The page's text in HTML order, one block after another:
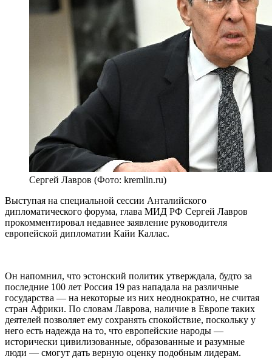
Сергей Лавров (Фото: kremlin.ru)
Выступая на специальной сессии Анталийского
дипломатического форума, глава МИД РФ Сергей Лавров
прокомментировал недавнее заявление руководителя
европейской дипломатии Кайи Каллас.
Он напомнил, что эстонский политик утверждала, будто за
последние 100 лет Россия 19 раз нападала на различные
государства — на некоторые из них неоднократно, не считая
стран Африки. По словам Лаврова, наличие в Европе таких
деятелей позволяет ему сохранять спокойствие, поскольку у
него есть надежда на то, что европейские народы —
исторически цивилизованные, образованные и разумные
люди — смогут дать верную оценку подобным лидерам.